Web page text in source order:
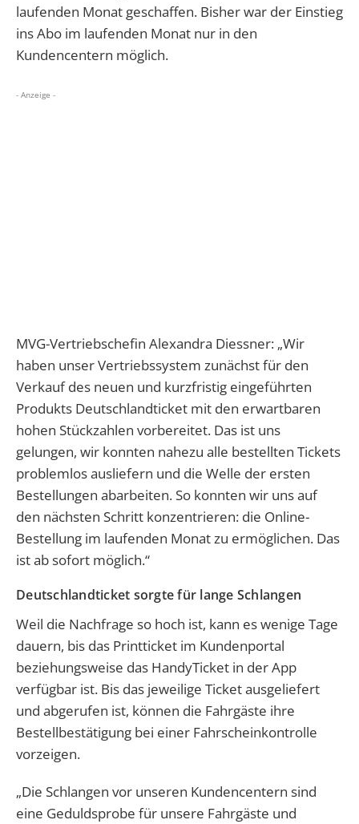
laufenden Monat geschaffen. Bisher war der Einstieg
ins Abo im laufenden Monat nur in den
Kundencentern möglich.
- Anzeige -
MVG-Vertriebschefin Alexandra Diessner: „Wir
haben unser Vertriebssystem zunächst für den
Verkauf des neuen und kurzfristig eingeführten
Produkts Deutschlandticket mit den erwartbaren
hohen Stückzahlen vorbereitet. Das ist uns
gelungen, wir konnten nahezu alle bestellten Tickets
problemlos ausliefern und die Welle der ersten
Bestellungen abarbeiten. So konnten wir uns auf
den nächsten Schritt konzentrieren: die Online-
Bestellung im laufenden Monat zu ermöglichen. Das
ist ab sofort möglich.“
Deutschlandticket sorgte für lange Schlangen
Weil die Nachfrage so hoch ist, kann es wenige Tage
dauern, bis das Printticket im Kundenportal
beziehungsweise das HandyTicket in der App
verfügbar ist. Bis das jeweilige Ticket ausgeliefert
und abgerufen ist, können die Fahrgäste ihre
Bestellbestätigung bei einer Fahrscheinkontrolle
vorzeigen.
„Die Schlangen vor unseren Kundencentern sind
eine Geduldsprobe für unsere Fahrgäste und